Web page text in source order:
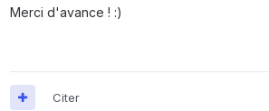
Merci d'avance ! :)
Citer